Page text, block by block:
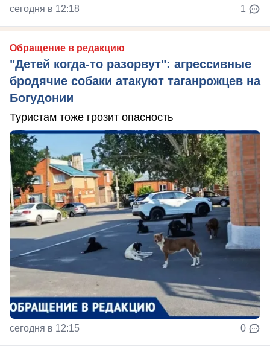
сегодня в 12:18 1
Обращение в редакцию
"Детей когда-то разорвут": агрессивные
бродячие собаки атакуют таганрожцев на
Богудонии
Туристам тоже грозит опасность
сегодня в 12:15 0